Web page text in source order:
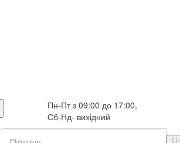
Пн-Пт з 09:00 до 17:00,
Сб-Нд- вихідний